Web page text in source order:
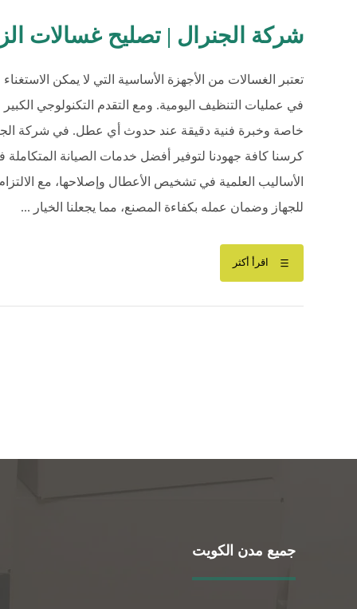
شركة الجنرال | تصليح غسالات الزهراء |
تعتبر الغسالات من الأجهزة الأساسية التي لا يمكن
في عمليات التنظيف اليومية. ومع التقدم التكنولوجي
خاصة وخبرة فنية دقيقة عند حدوث أي عطل. في شركة
كرسنا كافة جهودنا لتوفير أفضل خدمات الصيانة
الأساليب العلمية في تشخيص الأعطال وإصلاحها، مع
للجهاز وضمان عمله بكفاءة المصنع، مما يجعلنا الخيار ...
اقرأ أكثر
جميع مدن الكويت